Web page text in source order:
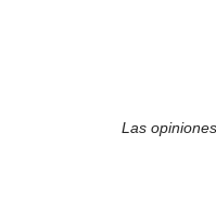
Las